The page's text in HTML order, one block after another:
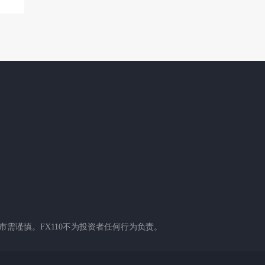
谨慎。FX110不为投资者任何行为负责。